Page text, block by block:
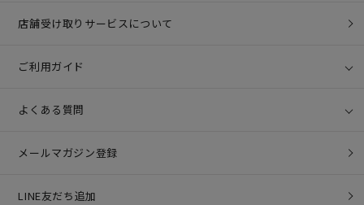
店舗受け取りサービスについて
ご利用ガイド
よくある質問
メールマガジン登録
LINE友だち追加